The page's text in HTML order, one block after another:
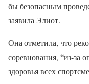
бы безопасным
заявила Элиот.
Она отметила, что
соревнования, “из-за
здоровья всех